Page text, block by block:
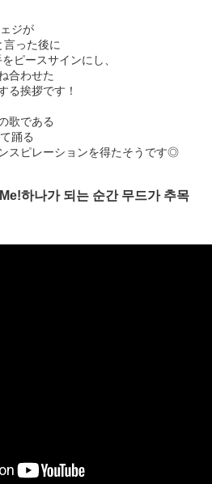
ジが
言った後に
ピースサインにし、
合わせた
る挨拶です！
歌である
踊る
スピレーションを得たそうです◎
하나가 되는 순간 무드가 추목